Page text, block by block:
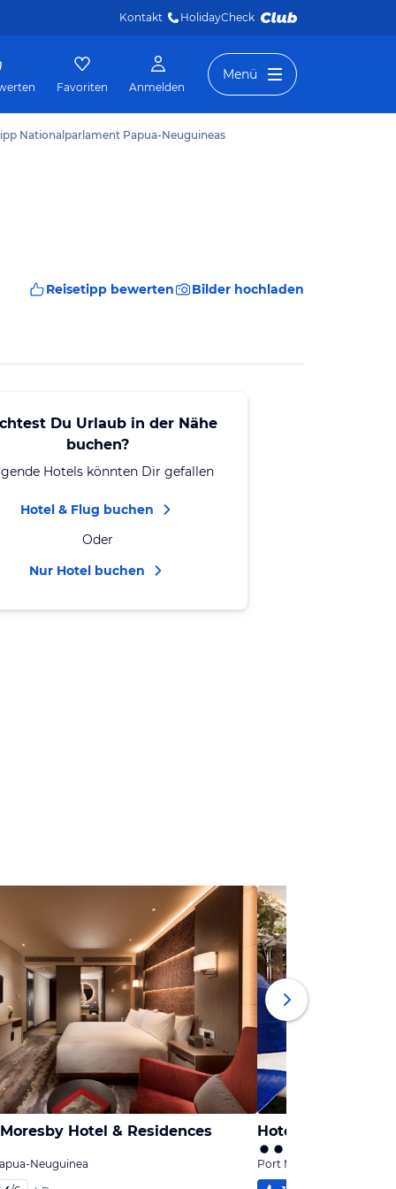
Kontakt HolidayCheck
Favoriten Anmelden
Menü
Nationalparlament Papua-Neuguineas
Reisetipp bewerten Bilder hochladen
Du Urlaub in der Nähe
buchen?
Hotels könnten Dir gefallen
Hotel & Flug buchen
Oder
Nur Hotel buchen
Hotel & Residences
Neuguinea
Hotel Airways
Port Moresby, Papua-